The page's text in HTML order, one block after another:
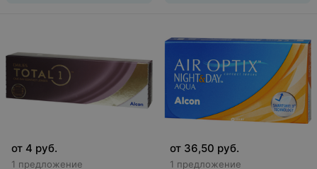
от 4 руб.
1 предложение
от 36,50 руб.
1 предложение